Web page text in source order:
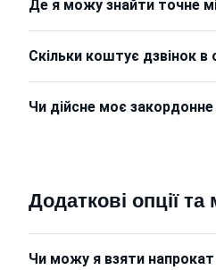
Де я можу знайти точне
Скільки коштує дзвінок в
Чи дійсне моє
Додаткові опції
Чи можу я взяти напрокат